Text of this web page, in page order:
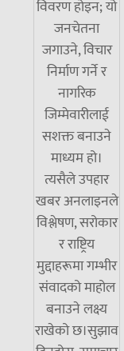
विवरण होइन; यो
जनचेतना
जगाउने, विचार
निर्माण गर्ने र
नागरिक
जिम्मेवारीलाई
सशक्त बनाउने
माध्यम हो।
त्यसैले उपहार
खबर अनलाइनले
विश्लेषण, सरोकार
र राष्ट्रिय
मुद्दाहरूमा गम्भीर
संवादको माहोल
बनाउने लक्ष्य
राखेको छ।सुझाव